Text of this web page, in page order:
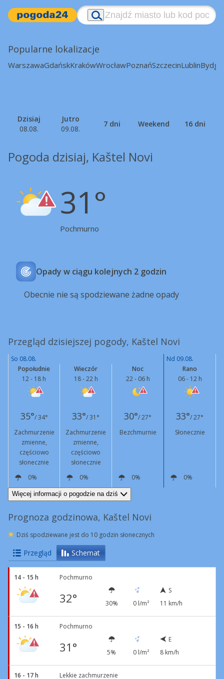
Popularne lokalizacje
WarszawaGdańskKrakówWrocławPoznańSzczecinLublin
Dzisiaj
08.08.
Jutro
09.08.
7 dni Weekend 16 dni
Pogoda dzisiaj, Kaštel Novi
31°
Pochmurno
Opady w ciągu kolejnych 2 godzin
Obecnie nie są spodziewane żadne opady
Przegląd dzisiejszej pogody, Kaštel Novi
So 08.08.
Nd 09.08.
Popołudnie
12 - 18 h
Wieczór
18 - 22 h
Noc
22 - 06 h
Rano
06 - 12 h
35°/ 34° 33°/ 31° 30°/ 27° 33°/ 27°
Zachmurzenie
zmienne,
częściowo
słonecznie
Zachmurzenie
zmienne,
częściowo
słonecznie
Bezchmurnie Słonecznie
0% 0% 0%
0%
E
12 km/h NE
8 km/h
Więcej informacji o pogodzie na dziś
Prognoza godzinowa, Kaštel Novi
Dziś spodziewane jest do 10 godzin słonecznych
Przegląd Schemat
14 - 15 h Pochmurno
32° 30% 0 l/m²
S
11 km/h
15 - 16 h Pochmurno
31° 5% 0 l/m²
E
8 km/h
16 - 17 h Lekkie zachmurzenie